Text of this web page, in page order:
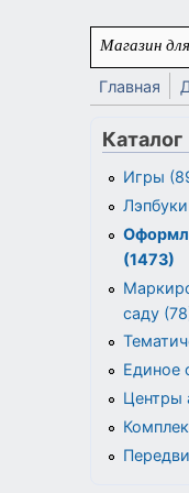
Перейти к
Магазин
Главная
Каталог
Игры
(1473)
саду
Единое
Центры